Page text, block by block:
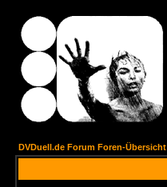
DVDuell.de Forum Foren-Übersicht